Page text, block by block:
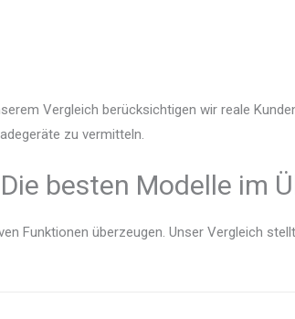
Vergleich berücksichtigen wir reale
zu vermitteln.
besten Modelle im
Funktionen überzeugen. Unser Vergleich